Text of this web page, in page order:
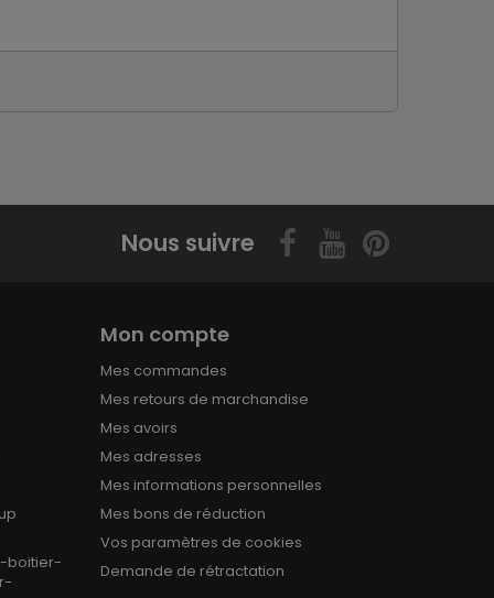
Nous suivre
boitier-
Mon compte
Mes commandes
Mes retours de marchandise
Mes avoirs
Mes adresses
Mes informations personnelles
Mes bons de réduction
Vos paramètres de cookies
Demande de rétractation